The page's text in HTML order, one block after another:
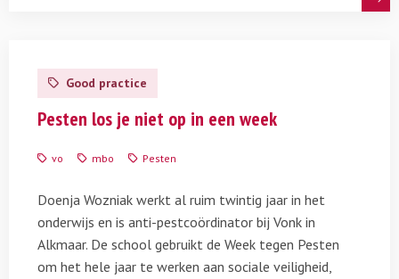
meer
Week
Pesten
Alkmaar
Good practice
Pesten los je niet op in een week
vo mbo Pesten
Doenja Wozniak werkt al ruim twintig jaar in het
onderwijs en is anti-pestcoördinator bij Vonk in
Alkmaar. De school gebruikt de Week tegen Pesten
om het hele jaar te werken aan sociale veiligheid,